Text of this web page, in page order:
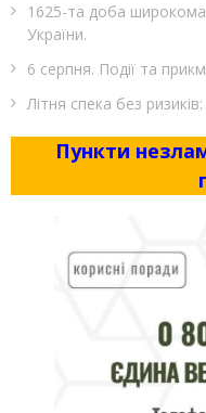
1625-та доба
України.
6 серпня. Події та
Літня спека без
Пункти